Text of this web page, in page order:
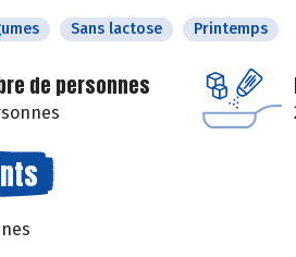
Sans lactose Printemps
de personnes